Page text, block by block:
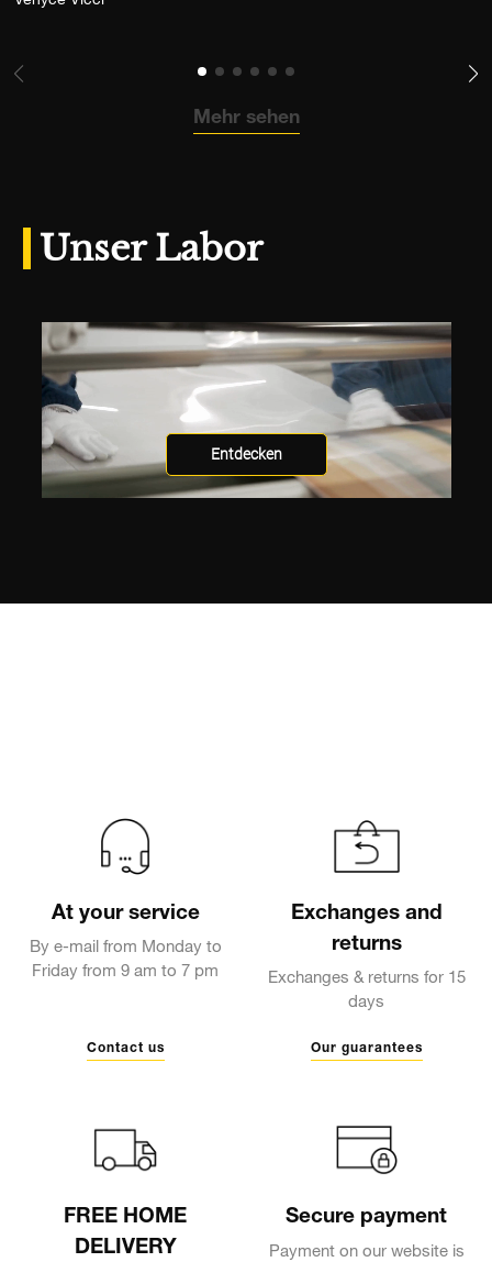
Mehr sehen
Unser Labor
Entdecken
At your service
By e-mail from Monday to
Friday from 9 am to 7 pm
Contact us
Exchanges and
returns
Exchanges & returns for 15
days
Our guarantees
FREE HOME
DELIVERY
Secure payment
Payment on our website is